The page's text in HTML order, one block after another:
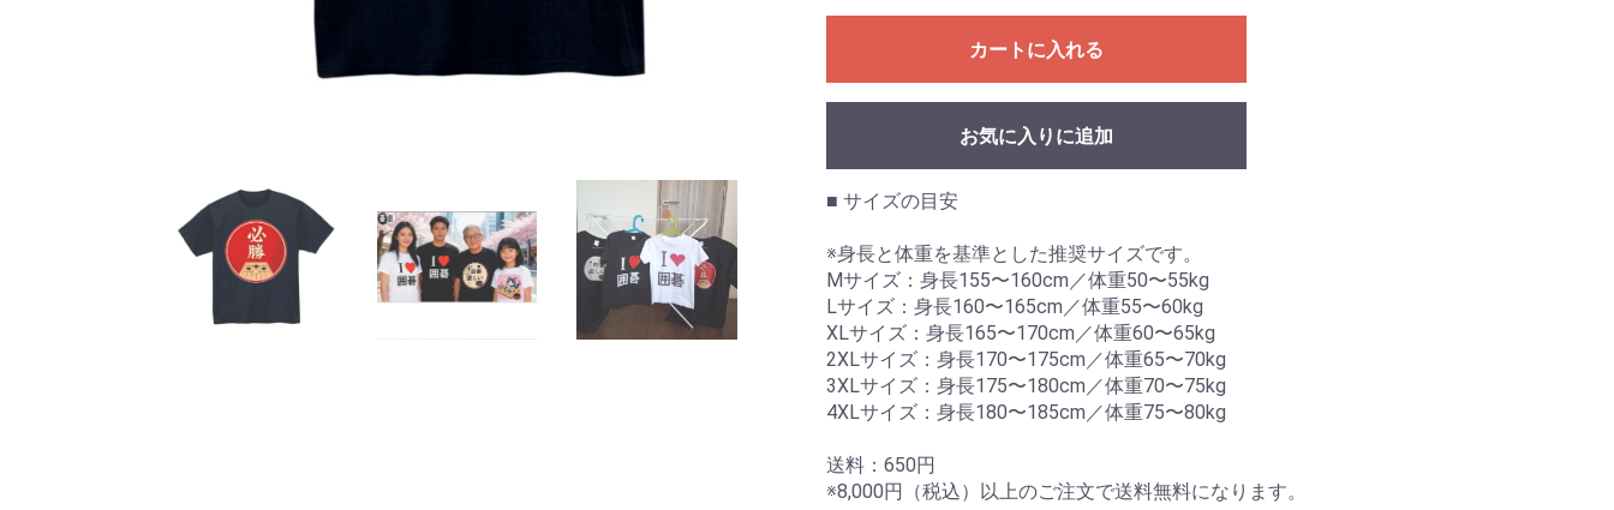
カートに入れる
お気に入りに追加
■ サイズの目安
※身長と体重を基準とした推奨サイズです。
Mサイズ：身長155〜160cm／体重50〜55kg
Lサイズ：身長160〜165cm／体重55〜60kg
XLサイズ：身長165〜170cm／体重60〜65kg
2XLサイズ：身長170〜175cm／体重65〜70kg
3XLサイズ：身長175〜180cm／体重70〜75kg
4XLサイズ：身長180〜185cm／体重75〜80kg
送料：650円
※8,000円（税込）以上のご注文で送料無料になります。